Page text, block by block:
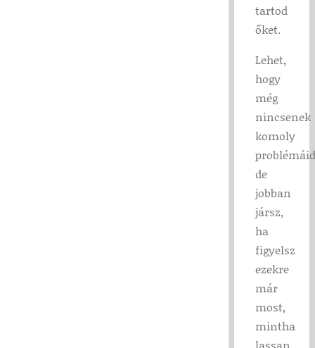
tartod
őket.
Lehet,
hogy
még
nincsenek
komoly
de
jobban
jársz,
ha
figyelsz
ezekre
már
most,
mintha
lassan